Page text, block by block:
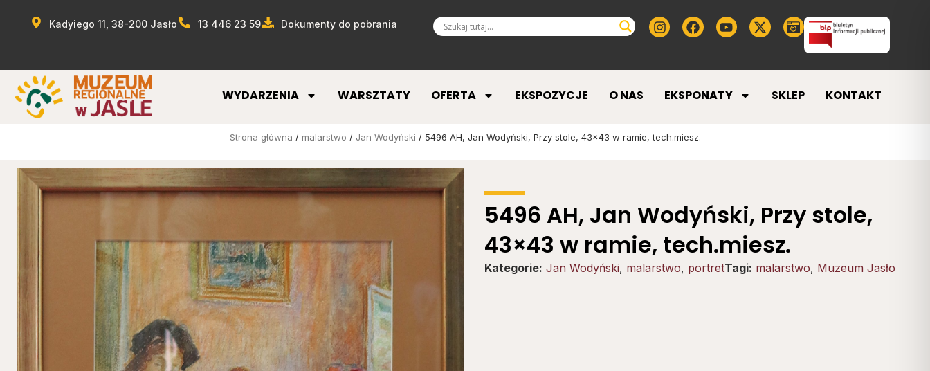
Kadyiego 11, 38-200 Jasło 13 446 23 59 Dokumenty do pobrania
WYDARZENIA WARSZTATY OFERTA EKSPOZYCJE O NAS EKSPONATY SKLEP KONTAKT
Strona główna / malarstwo / Jan Wodyński / 5496 AH, Jan Wodyński, Przy stole, 43×43 w ramie, tech.miesz.
5496 AH, Jan Wodyński, Przy stole,
43×43 w ramie, tech.miesz.
Kategorie: Jan Wodyński, malarstwo, portretTagi: malarstwo, Muzeum Jasło